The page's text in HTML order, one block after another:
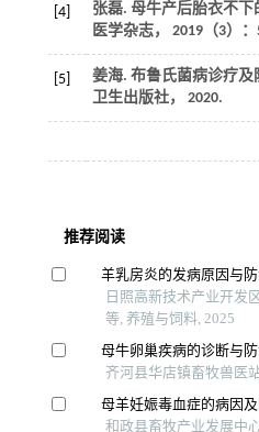
[4] 张磊. 母牛产后胎衣不
医学杂志， 2019（3）：
[5] 姜海. 布鲁氏菌病诊疗及
卫生出版社， 2020.